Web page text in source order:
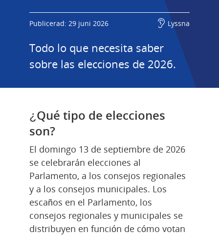
Publicerad: 29 juni 2026 Lyssna
Todo lo que necesita saber
sobre las elecciones de 2026.
¿Qué tipo de elecciones
son?
El domingo 13 de septiembre de 2026
se celebrarán elecciones al
Parlamento, a los consejos regionales
y a los consejos municipales. Los
escaños en el Parlamento, los
consejos regionales y municipales se
distribuyen en función de cómo votan